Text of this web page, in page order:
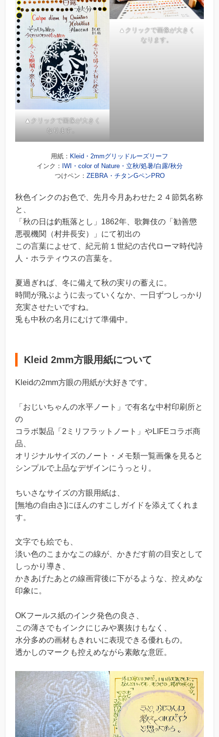
▲クリックで画像が大きく
なります。
▲クリックで画像が大きく
なります。
用紙： Kleid・2mmグリッドルーズリーフ
インク： IWI・color of Nature・立秋/処暑/白露/秋分
つけペン： ZEBRA・チタンGペンPRO
秋色インクのお色で、先月今月あわせた２４節気名称
と、
「秋の日は釣瓶落とし」1862年、歌舞伎の「勧善懲
悪覗機関（村井長安）」にて初出の
この言葉によせて、紀元前１世紀の古代ローマ時代詩
人・ホラティウスの言葉を。
夏過ぎれば、冬に備えて秋の実りの蓄えに。
時間が飛ぶように去っていくなか、一日ずつしっかり
充実させたいですね。
兎も中秋の名月にむけて準備中。
Kleid 2mm方眼用紙について
Kleidの2mm方眼の用紙が大好きです。
「おじいちゃんの水平ノート」で有名な中村印刷所と
の
コラボ製品「2ミリフラットノート」やLIFEコラボ商
品、
オリジナルサイズのノート・メモ類一覧画像を見ると
シンプルで上品なデザインにうっとり。
ちいさなサイズの方眼用紙は、
[無地の自由さ]にほんのすこしガイドを添えてくれま
す。
文字でも絵でも、
淡い色のこまかなこの線が、かきだす前の目安として
しっかり導き、
かきあげたあとの線画背後に下がるような、控えめな
印象に。
OKフールス紙のインク発色の良さ、
この薄さでもインクにじみや裏抜けもなく、
水分多めの画材もきれいに表現できる優れもの。
透かしのマークも控えめながら素敵な意匠。